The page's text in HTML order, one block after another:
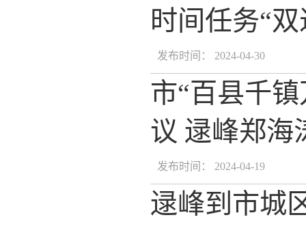
时间任务“
发布时间： 2024-04-30
市“百县千
议 逯峰郑海
发布时间： 2024-04-19
逯峰到市城